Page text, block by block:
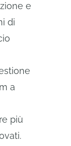
e
di
a
più